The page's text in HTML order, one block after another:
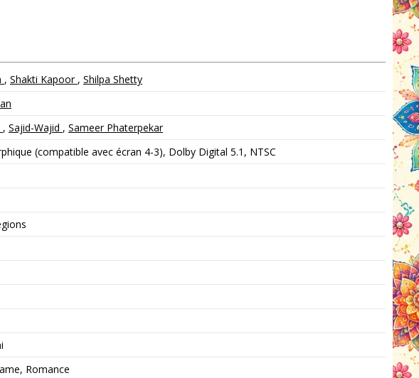
, Shakti Kapoor , Shilpa Shetty
, Sajid-Wajid , Sameer Phaterpekar
(compatible avec écran 4-3), Dolby Digital 5.1, NTSC
Romance